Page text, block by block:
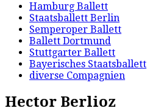
Hamburg Ballett
Staatsballett Berlin
Semperoper Ballett
Ballett Dortmund
Stuttgarter Ballett
Bayerisches Staatsballett
diverse Compagnien
Hector Berlioz